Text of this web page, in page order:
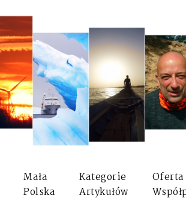
Mała
Polska
Kategorie
Artykułów
Oferta